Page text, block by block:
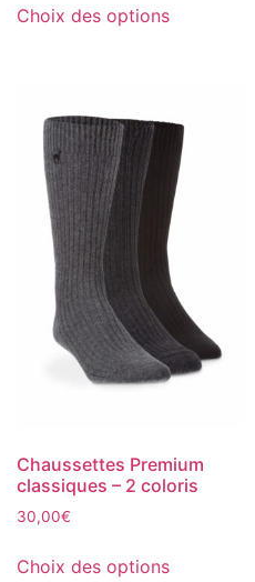
Choix des options
Chaussettes Premium
classiques – 2 coloris
30,00€
Choix des options